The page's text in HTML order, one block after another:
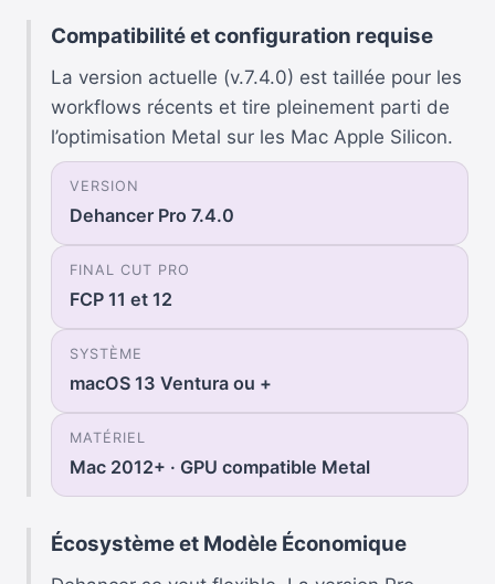
Compatibilité et configuration requise
La version actuelle (v.7.4.0) est taillée pour les
workflows récents et tire pleinement parti de
l’optimisation Metal sur les Mac Apple Silicon.
VERSION
Dehancer Pro 7.4.0
FINAL CUT PRO
FCP 11 et 12
SYSTÈME
macOS 13 Ventura ou +
MATÉRIEL
Mac 2012+ · GPU compatible Metal
Écosystème et Modèle Économique